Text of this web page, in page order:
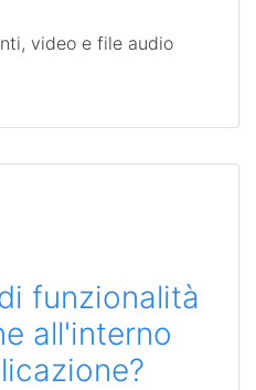
video e file audio
funzionalità
all'interno